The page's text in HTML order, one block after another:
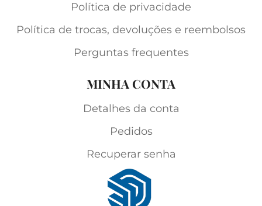
Política de privacidade
Política de trocas, devoluções e reembolsos
Perguntas frequentes
MINHA CONTA
Detalhes da conta
Pedidos
Recuperar senha